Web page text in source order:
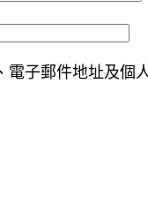
電子郵件地址及個